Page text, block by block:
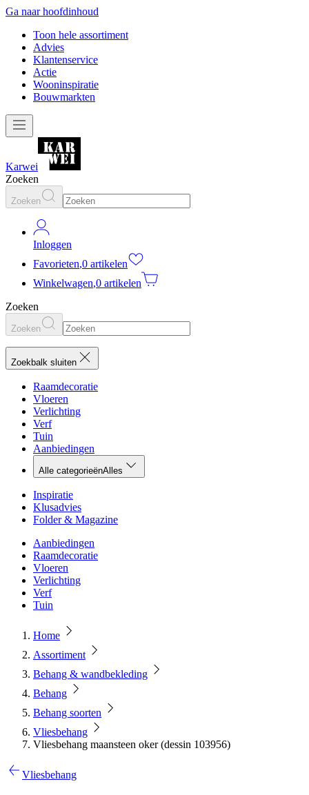
Ga naar hoofdinhoud
Toon hele assortiment
Advies
Klantenservice
Actie
Wooninspiratie
Bouwmarkten
Karwei
Zoeken
Zoeken
Inloggen
Favorieten,0 artikelen
Winkelwagen,0 artikelen
Zoeken
Zoeken
Zoekbalk sluiten
Raamdecoratie
Vloeren
Verlichting
Verf
Tuin
Aanbiedingen
Alle categorieënAlles
Inspiratie
Klusadvies
Folder & Magazine
Aanbiedingen
Raamdecoratie
Vloeren
Verlichting
Verf
Tuin
Home
Assortiment
Behang & wandbekleding
Behang
Behang soorten
Vliesbehang
Vliesbehang maansteen oker (dessin 103956)
Vliesbehang